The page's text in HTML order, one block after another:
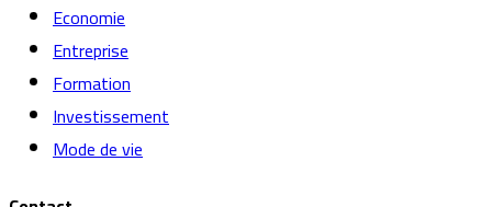
Economie
Entreprise
Formation
Investissement
Mode de vie